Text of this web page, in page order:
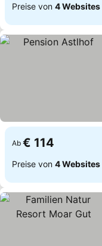
Preise von 4 Websites
Ab € 114
Preise von 4 Websites